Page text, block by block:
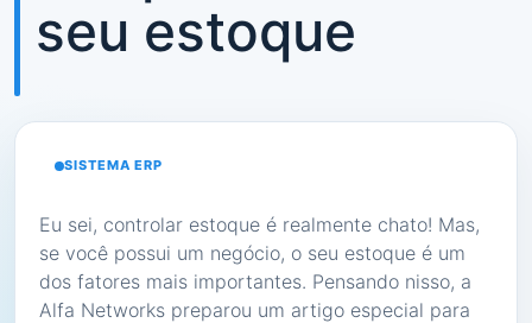
seu estoque
SISTEMA ERP
Eu sei, controlar estoque é realmente chato! Mas,
se você possui um negócio, o seu estoque é um
dos fatores mais importantes. Pensando nisso, a
Alfa Networks preparou um artigo especial para